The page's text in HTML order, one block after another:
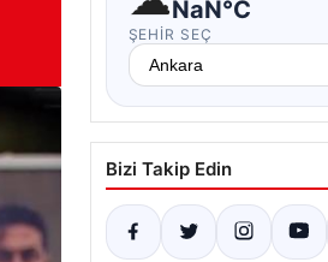
NaN°C
ŞEHIR SEÇ
Bizi Takip Edin